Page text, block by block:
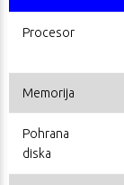
Procesor
Memorija
Pohrana
diska